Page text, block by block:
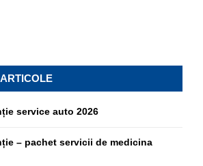
service auto 2026
– pachet servicii de medicina